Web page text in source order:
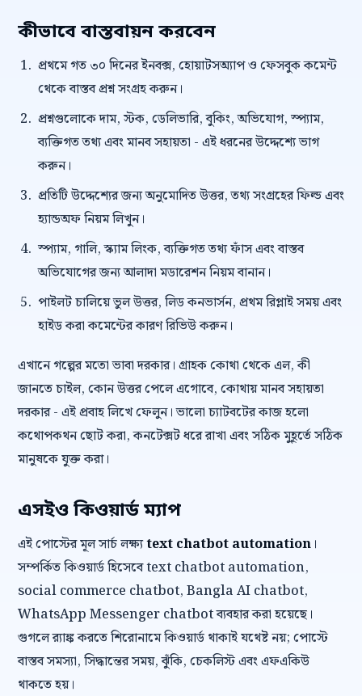
কীভাবে বাস্তবায়ন করবেন
প্রথমে গত ৩০ দিনের ইনবক্স, হোয়াটসঅ্যাপ ও ফেসবুক কমেন্ট
থেকে বাস্তব প্রশ্ন সংগ্রহ করুন।
প্রশ্নগুলোকে দাম, স্টক, ডেলিভারি, বুকিং, অভিযোগ, স্প্যাম,
ব্যক্তিগত তথ্য এবং মানব সহায়তা - এই ধরনের উদ্দেশ্যে ভাগ
করুন।
প্রতিটি উদ্দেশ্যের জন্য অনুমোদিত উত্তর, তথ্য সংগ্রহের ফিল্ড এবং
হ্যান্ডঅফ নিয়ম লিখুন।
স্প্যাম, গালি, স্ক্যাম লিংক, ব্যক্তিগত তথ্য ফাঁস এবং বাস্তব
অভিযোগের জন্য আলাদা মডারেশন নিয়ম বানান।
পাইলট চালিয়ে ভুল উত্তর, লিড কনভার্সন, প্রথম রিপ্লাই সময় এবং
হাইড করা কমেন্টের কারণ রিভিউ করুন।
এখানে গল্পের মতো ভাবা দরকার। গ্রাহক কোথা থেকে এল, কী
জানতে চাইল, কোন উত্তর পেলে এগোবে, কোথায় মানব সহায়তা
দরকার - এই প্রবাহ লিখে ফেলুন। ভালো চ্যাটবটের কাজ হলো
কথোপকথন ছোট করা, কনটেক্সট ধরে রাখা এবং সঠিক মুহূর্তে সঠিক
মানুষকে যুক্ত করা।
এসইও কিওয়ার্ড ম্যাপ
এই পোস্টের মূল সার্চ লক্ষ্যtext chatbot automation ।
সম্পর্কিত কিওয়ার্ড হিসেবে text chatbot automation,
social commerce chatbot, Bangla AI chatbot,
WhatsApp Messenger chatbot ব্যবহার করা হয়েছে।
গুগলে র‍্যাঙ্ক করতে শিরোনামে কিওয়ার্ড থাকাই যথেষ্ট নয়; পোস্টে
বাস্তব সমস্যা, সিদ্ধান্তের সময়, ঝুঁকি, চেকলিস্ট এবং এফএকিউ
থাকতে হয়।